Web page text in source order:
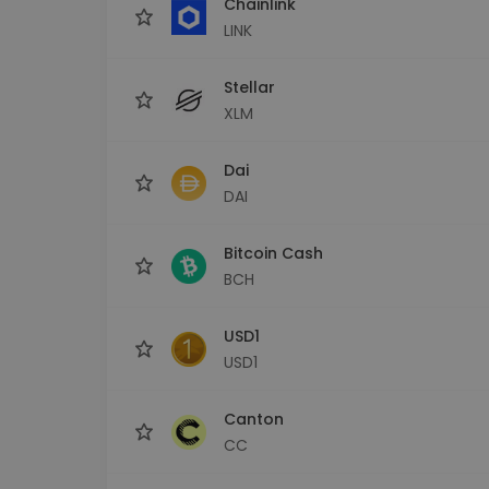
LINK
Stellar
XLM
Dai
DAI
Bitcoin Cash
BCH
USD1
USD1
Canton
CC